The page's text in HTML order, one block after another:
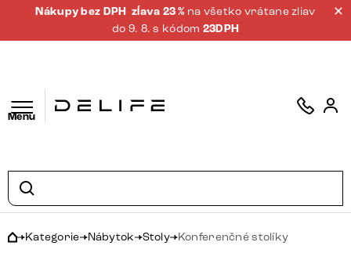
Nákupy bez DPH zĺava 23 % na všetko vrátane zliav
do 9. 8. s kódom 23DPH
Menu
Kategorie Nábytok Stoly Konferenčné stolíky